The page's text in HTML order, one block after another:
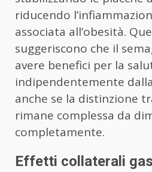
riducendo
associata all’obesità.
suggeriscono che il
avere benefici per la
indipendentemente
anche se la distinzione
rimane complessa da
completamente.
Effetti collaterali